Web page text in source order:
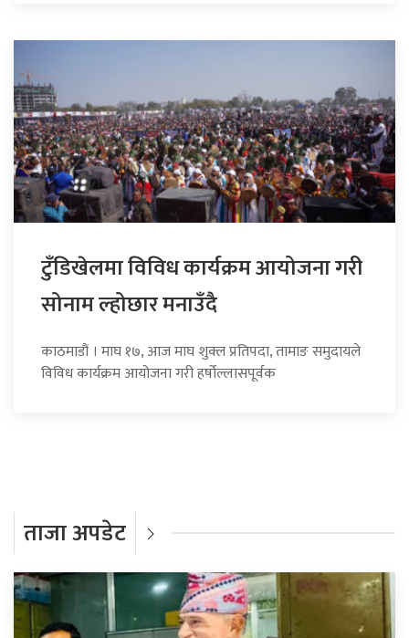
टुँडिखेलमा विविध कार्यक्रम आयोजना गरी
सोनाम ल्होछार मनाउँदै
काठमाडौं । माघ १७, आज माघ शुक्ल प्रतिपदा, तामाङ समुदायले
विविध कार्यक्रम आयोजना गरी हर्षोल्लासपूर्वक
ताजा अपडेट